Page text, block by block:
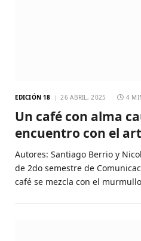
EDICIÓN 18 26 ABRIL, 2025 4
Un café con alma
encuentro con el
Autores: Santiago Berrio y
de 2do semestre de
café se mezcla con el